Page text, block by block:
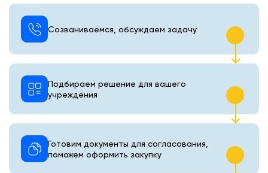
Созваниваемся, обсуждаем задачу
Подбираем решение для вашего
учреждения
Готовим документы для согласования,
поможем оформить закупку